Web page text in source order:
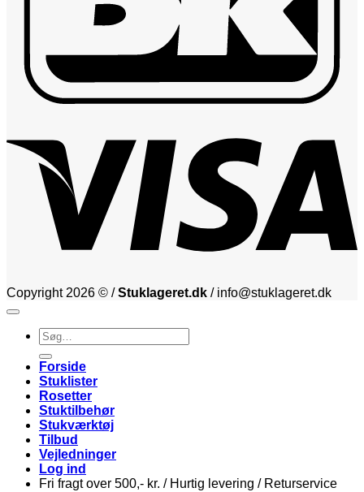
Copyright 2026 © /Stuklageret.dk / info@stuklageret.dk
Søg
efter:
Forside
Stuklister
Rosetter
Stuktilbehør
Stukværktøj
Tilbud
Vejledninger
Log ind
Fri fragt over 500,- kr. / Hurtig levering / Returservice